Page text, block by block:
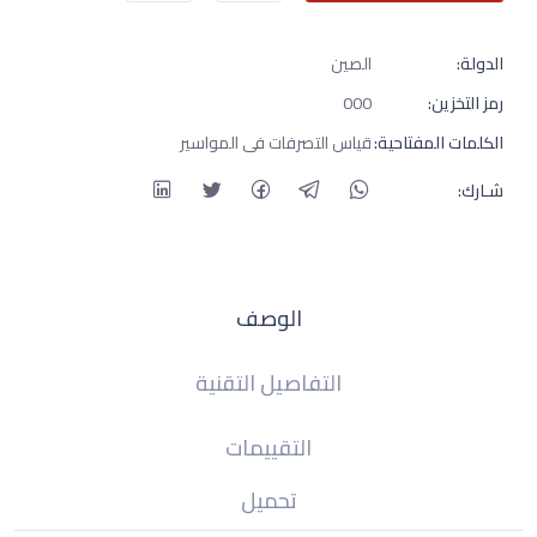
الدولة:
الصين
رمز التخزين:
000
الكلمات المفتاحية:قياس التصرفات فى المواسير
شـارك:
الوصف
التفاصيل التقنية
التقييمات
تحميل